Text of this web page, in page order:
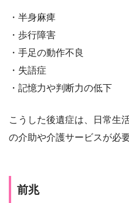
・半身麻痺
・歩行障害
・手足の動作不良
・失語症
・記憶力や判断力の低下
こうした後遺症は、日常生
の介助や介護サービスが必
前兆